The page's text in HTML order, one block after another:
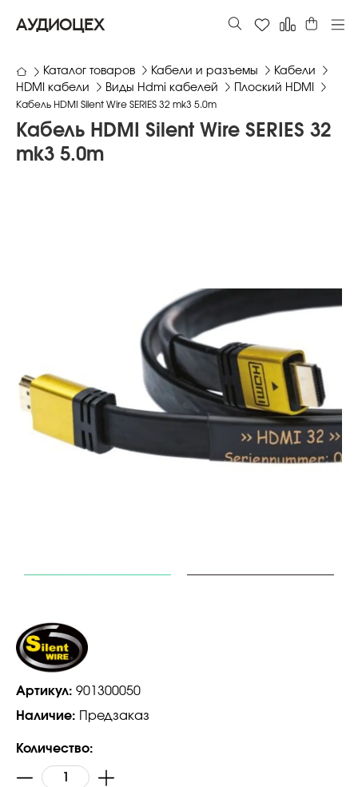
АУДИОЦЕХ
Каталог товаров Кабели и разъемы
Кабели
HDMI кабели
Виды Hdmi кабелей Плоский HDMI
Кабель HDMI Silent Wire SERIES 32 mk3 5.0m
Кабель HDMI Silent Wire SERIES 32
mk3 5.0m
Артикул: 901300050
Наличие:
Предзаказ
Количество: